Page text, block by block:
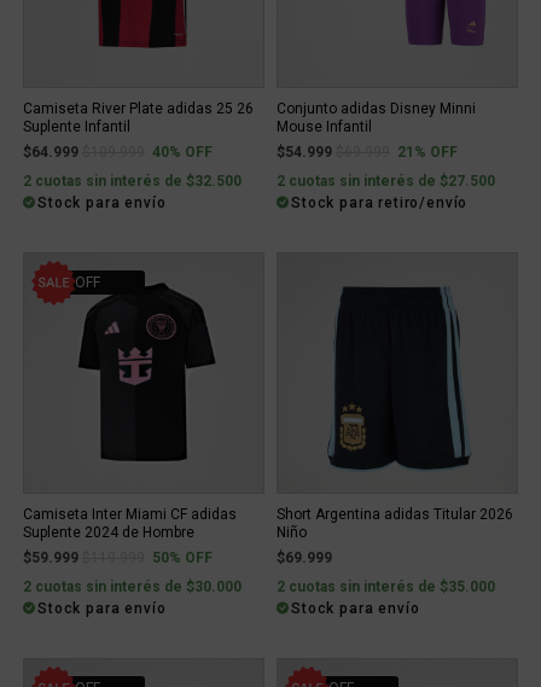
Camiseta River Plate adidas 25 26
Suplente Infantil
$64.999
Price reduced from
to40% OFF
2 cuotas sin interés de $32.500
Stock para envío
Conjunto adidas Disney Minni
Mouse Infantil
$54.999
Price reduced from
to21% OFF
2 cuotas sin interés de $27.500
Stock para retiro/envío
50% OFF
Camiseta Inter Miami CF adidas
Suplente 2024 de Hombre
$59.999
Price reduced from
to50% OFF
2 cuotas sin interés de $30.000
Stock para envío
Short Argentina adidas Titular 2026
Niño
$69.999
2 cuotas sin interés de $35.000
Stock para envío